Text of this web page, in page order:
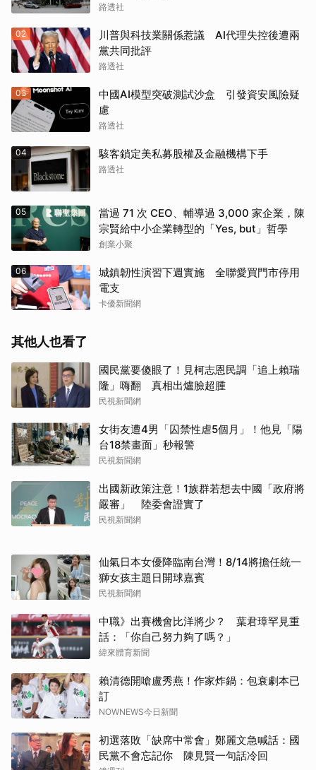
路透社
02
川普與科技業關係惹議 AI代理失控後遭兩
黨共同批評
路透社
03
中國AI模型突破測試沙盒 引發資安風險疑
慮
路透社
04 駭客鎖定美私募股權及金融機構下手
路透社
05
當過 71 次 CEO、輔導過 3,000 家企業，陳
宗賢給中小企業轉型的「Yes, but」哲學
創業小聚
06
城鎮韌性演習下週實施 全聯愛買門市停用
電支
卡優新聞網
其他人也看了
國民黨要傻眼了！見柯志恩民調「追上賴瑞
隆」嗨翻 真相出爐臉超腫
民視新聞網
女街友遭4男「囚禁性虐5個月」！他見「陽
台18禁畫面」秒報警
民視新聞網
出國新政策注意！1族群若想去中國「政府將
嚴審」 陸委會證實了
民視新聞網
仙氣日本女優降臨南台灣！8/14將擔任統一
獅女孩主題日開球嘉賓
民視新聞網
中職》出賽機會比洋將少？ 葉君璋罕見重
話：「你自己努力夠了嗎？」
緯來體育新聞
賴清德開嗆盧秀燕！作家炸鍋：包衰劇本已
訂
NOWNEWS今日新聞
初選落敗「缺席中常會」鄭麗文急喊話：國
民黨不會忘記你 陳見賢一句話冷回